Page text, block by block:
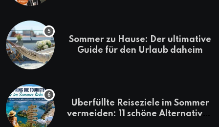
Sommer zu Hause: Der ultimative
Guide für den Urlaub daheim
Überfüllte Reiseziele im Sommer
vermeiden: 11 schöne Alternativen